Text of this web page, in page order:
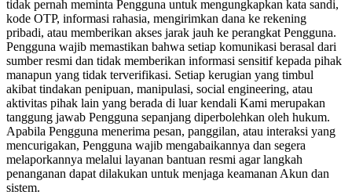
tidak pernah meminta Pengguna untuk mengungkapkan kata sandi,
kode OTP, informasi rahasia, mengirimkan dana ke rekening
pribadi, atau memberikan akses jarak jauh ke perangkat Pengguna.
Pengguna wajib memastikan bahwa setiap komunikasi berasal dari
sumber resmi dan tidak memberikan informasi sensitif kepada pihak
manapun yang tidak terverifikasi. Setiap kerugian yang timbul
akibat tindakan penipuan, manipulasi, social engineering, atau
aktivitas pihak lain yang berada di luar kendali Kami merupakan
tanggung jawab Pengguna sepanjang diperbolehkan oleh hukum.
Apabila Pengguna menerima pesan, panggilan, atau interaksi yang
mencurigakan, Pengguna wajib mengabaikannya dan segera
melaporkannya melalui layanan bantuan resmi agar langkah
penanganan dapat dilakukan untuk menjaga keamanan Akun dan
sistem.